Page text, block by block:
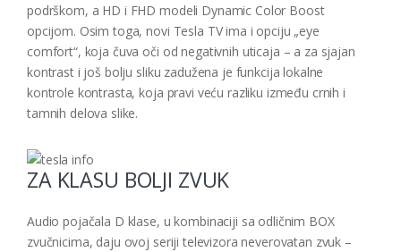
podrškom, a HD i FHD modeli Dynamic Color Boost
opcijom. Osim toga, novi Tesla TV ima i opciju „eye
comfort“, koja čuva oči od negativnih uticaja – a za sjajan
kontrast i još bolju sliku zadužena je funkcija lokalne
kontrole kontrasta, koja pravi veću razliku između crnih i
tamnih delova slike.
ZA KLASU BOLJI ZVUK
Audio pojačala D klase, u kombinaciji sa odličnim BOX
zvučnicima, daju ovoj seriji televizora neverovatan zvuk –